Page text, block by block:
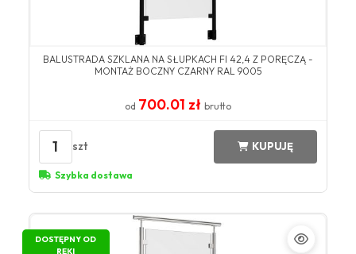
BALUSTRADA SZKLANA NA SŁUPKACH FI 42,4 Z PORĘCZĄ -
MONTAŻ BOCZNY CZARNY RAL 9005
od 700.01 zł brutto
1 szt KUPUJĘ
Szybka dostawa
DOSTĘPNY OD
RĘKI